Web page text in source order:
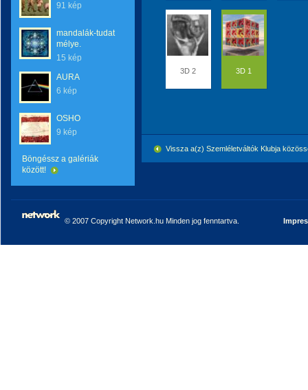
91 kép
mandalák-tudat
mélye.
15 kép
AURA
6 kép
OSHO
9 kép
Böngéssz a galériák
között!
3D 2 3D 1
Vissza a(z) Szemléletváltók Klubja
© 2007 Copyright Network.hu Minden jog fenntartva.